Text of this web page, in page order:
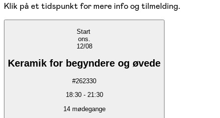
Klik på et tidspunkt for mere info og tilmelding.
Start
ons.
12/08
Keramik for begyndere og øvede
#262330
18:30- 21:30
14 mødegange